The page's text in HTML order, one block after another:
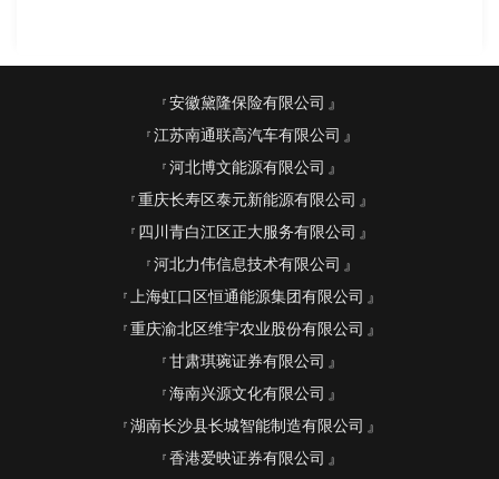
安徽黛隆保险有限公司
江苏南通联高汽车有限公司
河北博文能源有限公司
重庆长寿区泰元新能源有限公司
四川青白江区正大服务有限公司
河北力伟信息技术有限公司
上海虹口区恒通能源集团有限公司
重庆渝北区维宇农业股份有限公司
甘肃琪琬证券有限公司
海南兴源文化有限公司
湖南长沙县长城智能制造有限公司
香港爱映证券有限公司